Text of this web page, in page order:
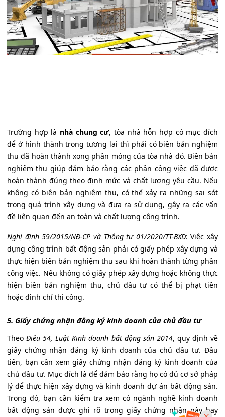
Trường hợp là nhà chung cư, tòa nhà hỗn hợp có mục đích
để ở hình thành trong tương lai thì phải có biên bản nghiệm
thu đã hoàn thành xong phần móng của tòa nhà đó. Biên bản
nghiệm thu giúp đảm bảo rằng các phần công việc đã được
hoàn thành đúng theo định mức và chất lượng yêu cầu. Nếu
không có biên bản nghiệm thu, có thể xảy ra những sai sót
trong quá trình xây dựng và đưa ra sử dụng, gây ra các vấn
đề liên quan đến an toàn và chất lượng công trình.
Nghị định 59/2015/NĐ-CP và Thông tư 01/2020/TT-BXD: Việc xây
dựng công trình bất động sản phải có giấy phép xây dựng và
thực hiện biên bản nghiệm thu sau khi hoàn thành từng phần
công việc. Nếu không có giấy phép xây dựng hoặc không thực
hiện biên bản nghiệm thu, chủ đầu tư có thể bị phạt tiền
hoặc đình chỉ thi công.
5. Giấy chứng nhận đăng ký kinh doanh của chủ đầu tư
TheoĐiều 54, Luật Kinh doanh bất động sản 2014, quy định về
giấy chứng nhận đăng ký kinh doanh của chủ đầu tư. Đầu
tiên, bạn cần xem giấy chứng nhận đăng ký kinh doanh của
chủ đầu tư. Mục đích là để đảm bảo rằng họ có đủ cơ sở pháp
lý để thực hiện xây dựng và kinh doanh dự án bất động sản.
Trong đó, bạn cần kiểm tra xem có ngành nghề kinh doanh
bất động sản được ghi rõ trong giấy chứng nhận này hay